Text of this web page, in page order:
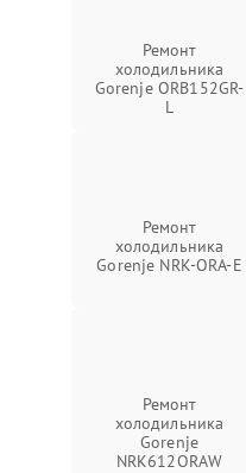
Ремонт
холодильника
Gorenje ORB152GR-
L
Ремонт
холодильника
Gorenje NRK-ORA-E
Ремонт
холодильника
Gorenje
NRK612ORAW